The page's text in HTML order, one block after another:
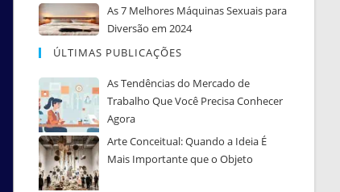
As 7 Melhores Máquinas Sexuais para
Diversão em 2024
ÚLTIMAS PUBLICAÇÕES
As Tendências do Mercado de
Trabalho Que Você Precisa Conhecer
Agora
Arte Conceitual: Quando a Ideia É
Mais Importante que o Objeto